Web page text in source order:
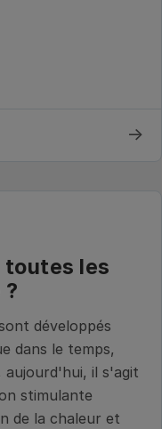
→
les
développés
dans le temps,
il s'agit
stimulante
de la chaleur et